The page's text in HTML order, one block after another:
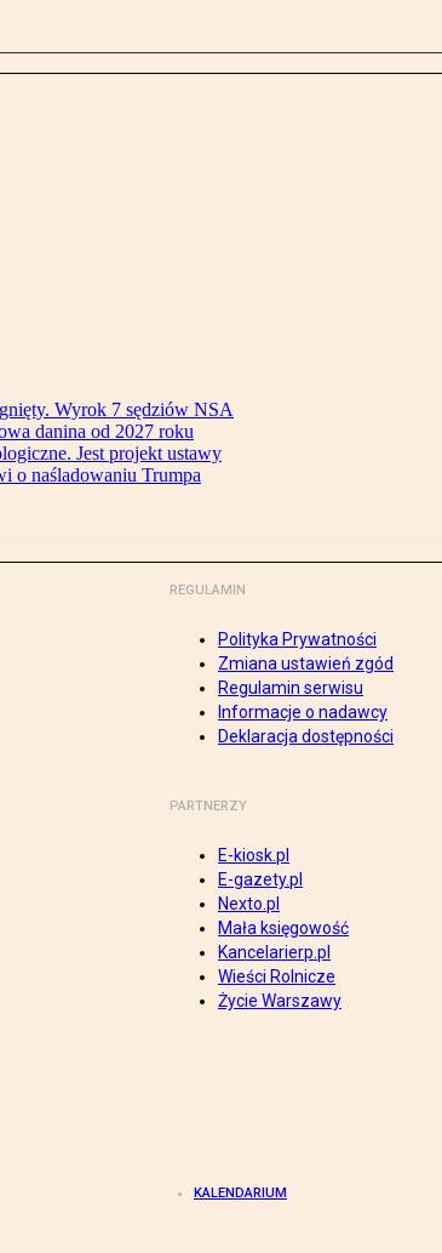
Wyrok 7 sędziów NSA
danina od 2027 roku
Jest projekt ustawy
o naśladowaniu Trumpa
REGULAMIN
Polityka Prywatności
Zmiana ustawień zgód
Regulamin serwisu
Informacje o nadawcy
Deklaracja dostępności
PARTNERZY
E-kiosk.pl
E-gazety.pl
Nexto.pl
Mała księgowość
Kancelarierp.pl
Wieści Rolnicze
Życie Warszawy
KALENDARIUM